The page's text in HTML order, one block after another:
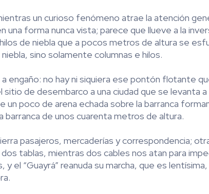
un curioso fenómeno atrae la atención
forma nunca vista; parece que llueve a la
de niebla que a pocos metros de altura se
sino solamente columnas e hilos.
engaño: no hay ni siquiera ese pontón flotante
de desembarco a una ciudad que se levanta
poco de arena echada sobre la barranca
barranca de unos cuarenta metros de altura.
pasajeros, mercaderías y correspondencia;
tablas, mientras dos cables nos atan para
el “Guayrá” reanuda su marcha, que es